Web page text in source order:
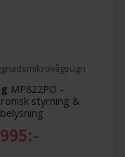
MP822PO -
styrning &